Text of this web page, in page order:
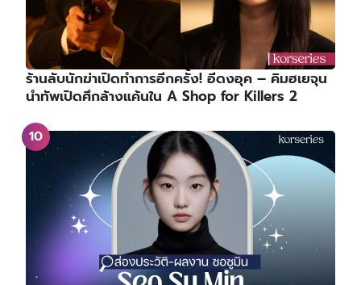
ร้านลับนักฆ่าเปิดทำการอีกครั้ง! อีดงอุค – คิมฮเยจุน
นำทัพเปิดศึกล้างแค้นใน A Shop for Killers 2